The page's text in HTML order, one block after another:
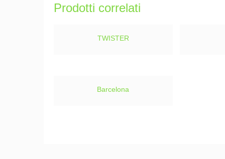
Prodotti correlati
TWISTER
Barcelona